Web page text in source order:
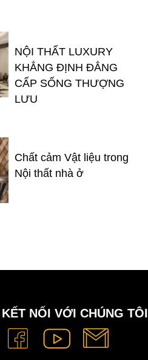
NỘI THẤT LUXURY
KHẲNG ĐỊNH ĐẲNG
CẤP SỐNG THƯỢNG
LƯU
Chất cảm Vật liệu trong
Nội thất nhà ở
KẾT NỐI VỚI CHÚNG TÔI